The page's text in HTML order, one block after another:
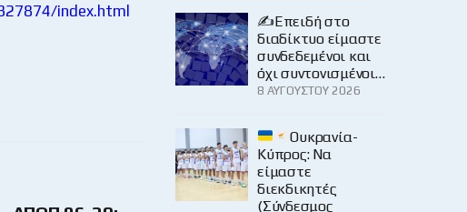
index.html
✍️Επειδή στο
διαδίκτυο είμαστε
συνδεδεμένοι και
όχι συντονισμένοι…
8 ΑΥΓΟΎΣΤΟΥ 2026
Ουκρανία-
Κύπρος: Να
είμαστε
διεκδικητές
(Σύνδεσμος